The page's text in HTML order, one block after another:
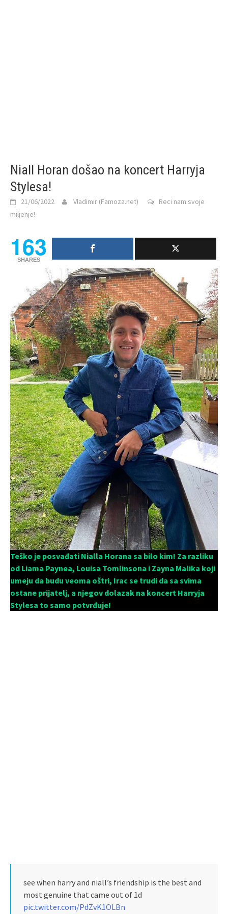
Niall Horan došao na koncert Harryja
Stylesa!
21/06/2022 Vladimir (Famoza.net)
Reci nam svoje
miljenje!
163
SHARES
Teško je posvađati Nialla Horana sa bilo kim! Za razliku
od Liama Paynea, Louisa Tomlinsona i Zayna Malika koji
umeju da budu veoma oštri, Irac se trudi da sa svima
ostane prijatelj, a njegov dolazak na koncert Harryja
Stylesa to samo potvrđuje!
see when harry and niall’s friendship is the best and
most genuine that came out of 1d
pic.twitter.com/PdZvK1OLBn